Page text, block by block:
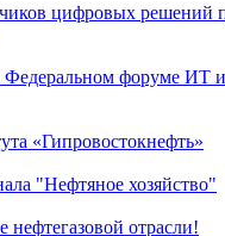
цифровых
форуме
«Гипровостокнефть»
"Нефтяное хозяйство"
отрасли!